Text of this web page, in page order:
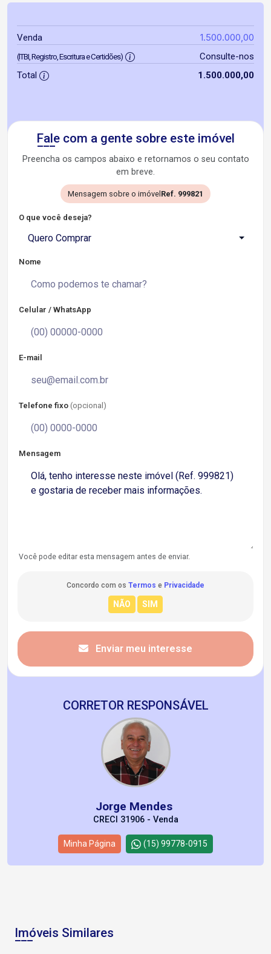
Venda 1.500.000,00
(ITBI, Registro, Escritura e Certidões)
Consulte-nos
Total
1.500.000,00
Fale com a gente sobre este imóvel
Preencha os campos abaixo e retornamos o seu contato
em breve.
Mensagem sobre o imóvel Ref. 999821
O que você deseja?
Quero Comprar
Nome
Celular / WhatsApp
E-mail
Telefone fixo (opcional)
Mensagem
Você pode editar esta mensagem antes de enviar.
Concordo com os Termos e Privacidade
Enviar meu interesse
CORRETOR RESPONSÁVEL
Jorge Mendes
CRECI 31906 - Venda
Minha Página (15) 99778-0915
Imóveis Similares